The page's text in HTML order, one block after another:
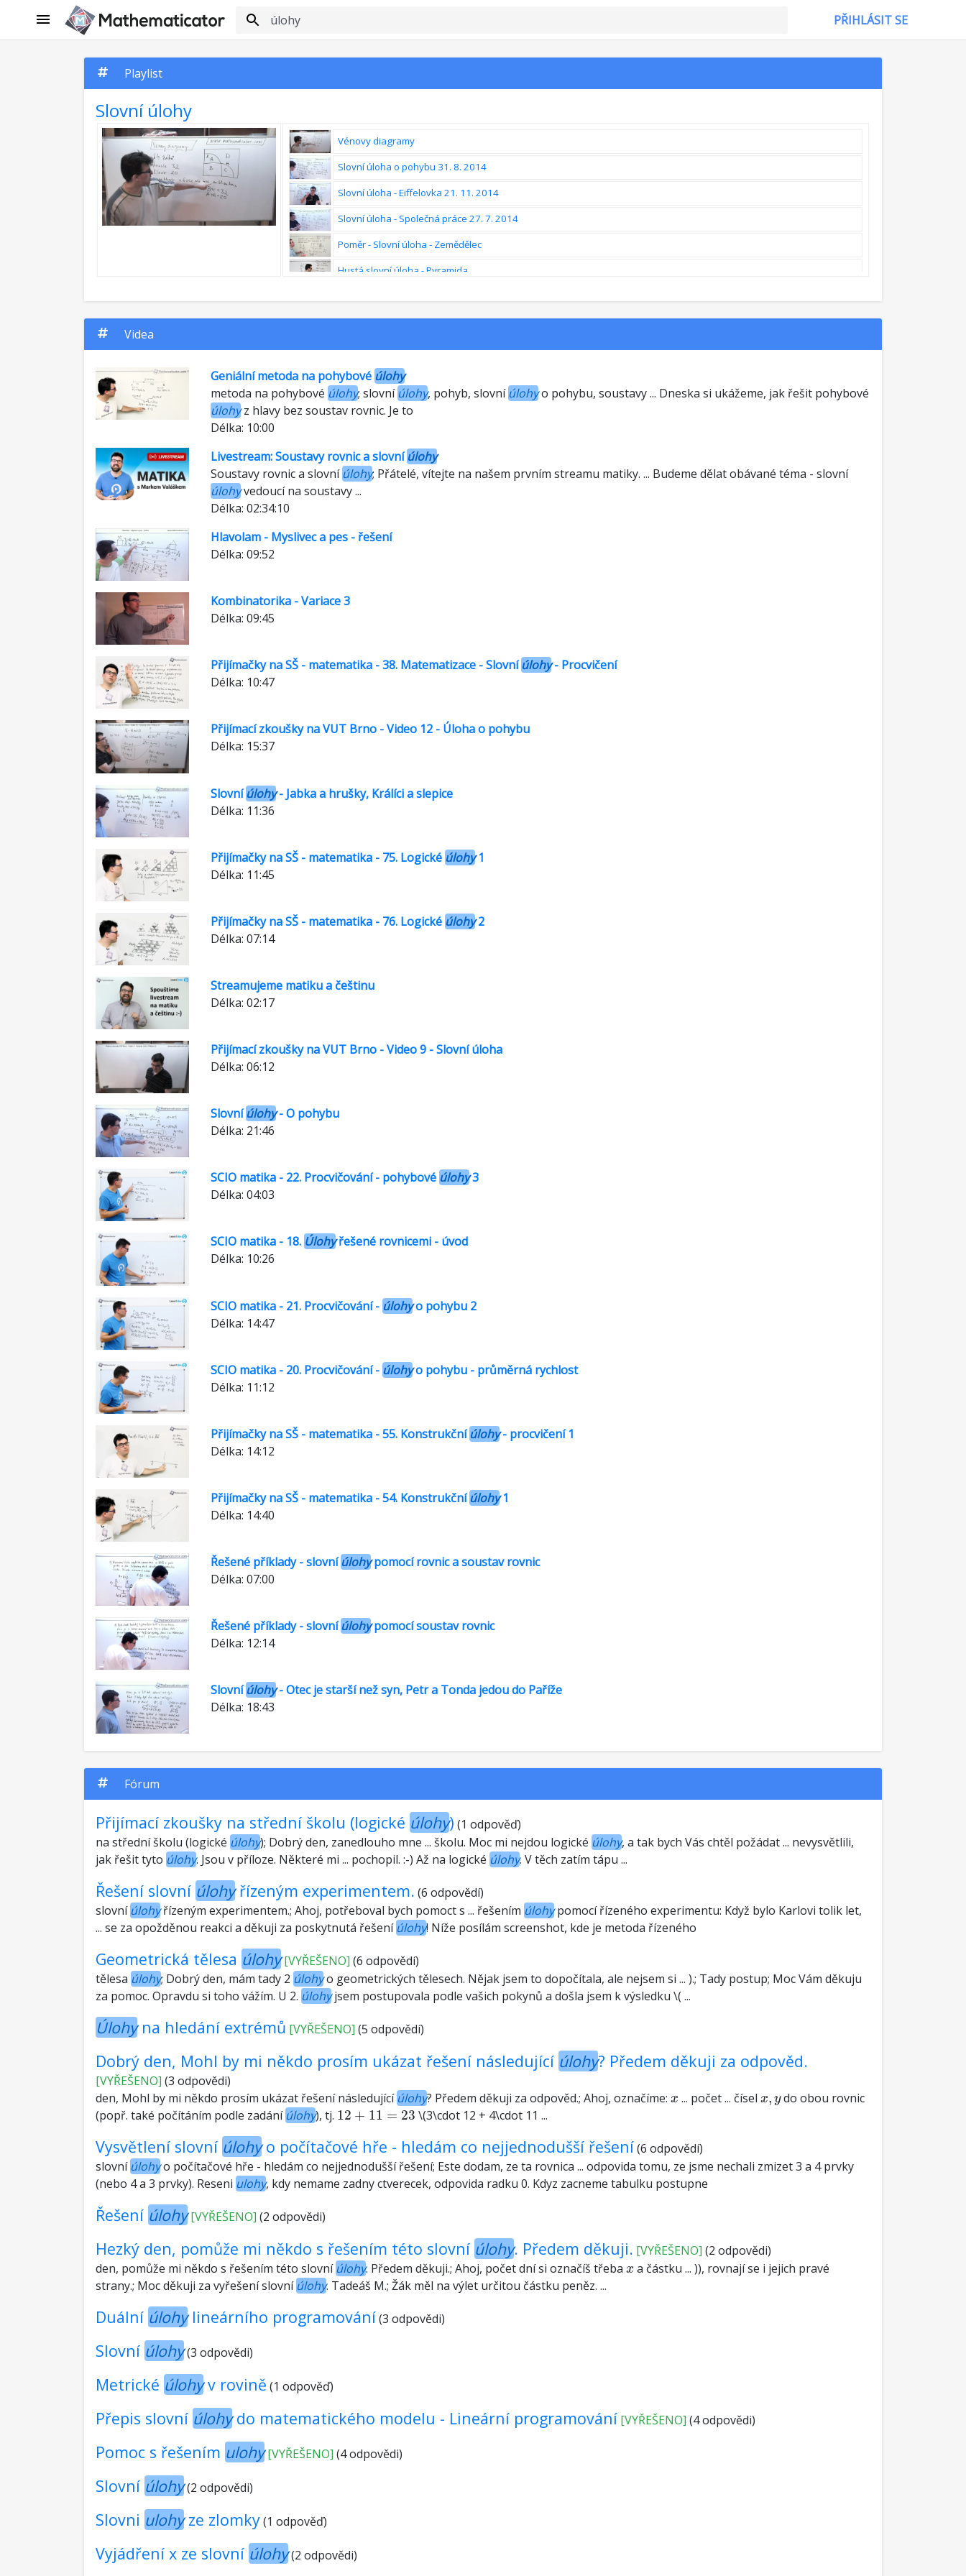
PŘIHLÁSIT SE
Playlist
Slovní úlohy
Vénovy diagramy
Slovní úloha o pohybu 31. 8. 2014
Slovní úloha - Eiffelovka 21. 11. 2014
Slovní úloha - Společná práce 27. 7. 2014
Poměr - Slovní úloha - Zemědělec
Hustá slovní úloha - Pyramida
Slovní úloha o pohybu tam a zpět
Videa
Geniální metoda na pohybové úlohy
metoda na pohybové úlohy; slovní úlohy, pohyb, slovní úlohyo pohybu, soustavy ... Dneska si ukážeme, jak řešit pohybové
úlohyz hlavy bez soustav rovnic. Je to
Délka: 10:00
Livestream: Soustavy rovnic a slovníúlohy
Soustavy rovnic a slovní úlohy; Přátelé, vítejte na našem prvním streamu matiky. ... Budeme dělat obávané téma - slovní
úlohyvedoucí na soustavy ...
Délka: 02:34:10
Hlavolam - Myslivec a pes - řešení
Délka: 09:52
Kombinatorika - Variace 3
Délka: 09:45
Přijímačky na SŠ - matematika - 38. Matematizace - Slovníúlohy- Procvičení
Délka: 10:47
Přijímací zkoušky na VUT Brno - Video 12 - Úloha o pohybu
Délka: 15:37
Slovníúlohy- Jabka a hrušky, Králíci a slepice
Délka: 11:36
Přijímačky na SŠ - matematika - 75. Logickéúlohy1
Délka: 11:45
Přijímačky na SŠ - matematika - 76. Logické úlohy2
Délka: 07:14
Streamujeme matiku a češtinu
Délka: 02:17
Přijímací zkoušky na VUT Brno - Video 9 - Slovní úloha
Délka: 06:12
Slovníúlohy- O pohybu
Délka: 21:46
SCIO matika - 22. Procvičování - pohybové úlohy3
Délka: 04:03
SCIO matika - 18. Úlohyřešené rovnicemi - úvod
Délka: 10:26
SCIO matika - 21. Procvičování -úlohyo pohybu 2
Délka: 14:47
SCIO matika - 20. Procvičování -úlohyo pohybu - průměrná rychlost
Délka: 11:12
Přijímačky na SŠ - matematika - 55. Konstrukčníúlohy- procvičení 1
Délka: 14:12
Přijímačky na SŠ - matematika - 54. Konstrukčníúlohy1
Délka: 14:40
Řešené příklady - slovníúlohypomocí rovnic a soustav rovnic
Délka: 07:00
Řešené příklady - slovníúlohypomocí soustav rovnic
Délka: 12:14
Slovníúlohy- Otec je starší než syn, Petr a Tonda jedou do Paříže
Délka: 18:43
Fórum
Přijímací zkoušky na střední školu (logické úlohy) (1 odpověď)
na střední školu (logické úlohy); Dobrý den, zanedlouho mne ... školu. Moc mi nejdou logické úlohy, a tak bych Vás chtěl požádat ... nevysvětlili,
jak řešit tyto úlohy. Jsou v příloze. Některé mi ... pochopil. :-) Až na logické úlohy. V těch zatím tápu ...
Řešení slovní úlohyřízeným experimentem. (6 odpovědí)
slovní úlohyřízeným experimentem.; Ahoj, potřeboval bych pomoct s ... řešením úlohypomocí řízeného experimentu: Když bylo Karlovi tolik let,
... se za opožděnou reakci a děkuji za poskytnutá řešení úlohy! Níže posílám screenshot, kde je metoda řízeného
Geometrická tělesa úlohy [VYŘEŠENO] (6 odpovědí)
tělesa úlohy; Dobrý den, mám tady 2 úlohyo geometrických tělesech. Nějak jsem to dopočítala, ale nejsem si ... ).; Tady postup; Moc Vám děkuju
za pomoc. Opravdu si toho vážím. U 2. úlohyjsem postupovala podle vašich pokynů a došla jsem k výsledku \( ...
Úlohyna hledání extrémů [VYŘEŠENO] (5 odpovědí)
Dobrý den, Mohl by mi někdo prosím ukázat řešení následující úlohy? Předem děkuji za odpověd.
[VYŘEŠENO] (3 odpovědi)
den, Mohl by mi někdo prosím ukázat řešení následující úlohy? Předem děkuji za odpověd.; Ahoj, označíme: x
x ... počet ... čísel x, y
x ydo obou rovnic
(popř. také počítáním podle zadání úlohy), tj. 12 + 11 = 23
12 + 11= 23 \(3\cdot 12 + 4\cdot 11 ...
Vysvětlení slovní úlohyo počítačové hře - hledám co nejjednodušší řešení(6 odpovědí)
slovní úlohyo počítačové hře - hledám co nejjednodušší řešení; Este dodam, ze ta rovnica ... odpovida tomu, ze jsme nechali zmizet 3 a 4 prvky
(nebo 4 a 3 prvky). Reseni ulohy, kdy nemame zadny ctverecek, odpovida radku 0. Kdyz zacneme tabulku postupne
Řešení úlohy [VYŘEŠENO] (2 odpovědi)
Hezký den, pomůže mi někdo s řešením této slovní úlohy. Předem děkuji. [VYŘEŠENO] (2 odpovědi)
den, pomůže mi někdo s řešením této slovní úlohy. Předem děkuji.; Ahoj, počet dní si označíš třeba x
x a částku ... )), rovnají se i jejich pravé
strany.; Moc děkuji za vyřešení slovní úlohy. Tadeáš M.; Žák měl na výlet určitou částku peněz. ...
Duální úlohylineárního programování(3 odpovědi)
Slovní úlohy(3 odpovědi)
Metrické úlohyv rovině (1 odpověď)
Přepis slovní úlohydo matematického modelu - Lineární programování [VYŘEŠENO] (4 odpovědi)
Pomoc s řešením ulohy [VYŘEŠENO] (4 odpovědi)
Slovní úlohy(2 odpovědi)
Slovni ulohyze zlomky(1 odpověď)
Vyjádření x ze slovní úlohy(2 odpovědi)